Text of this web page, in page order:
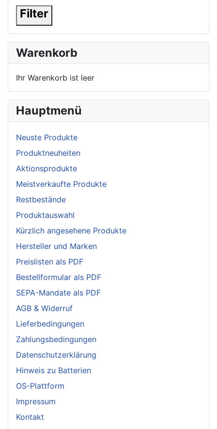
Filter
Warenkorb
Ihr Warenkorb ist leer
Hauptmenü
Neuste Produkte
Produktneuheiten
Aktionsprodukte
Meistverkaufte Produkte
Restbestände
Produktauswahl
Kürzlich angesehene Produkte
Hersteller und Marken
Preislisten als PDF
Bestellformular als PDF
SEPA-Mandate als PDF
AGB & Widerruf
Lieferbedingungen
Zahlungsbedingungen
Datenschutzerklärung
Hinweis zu Batterien
OS-Plattform
Impressum
Kontakt